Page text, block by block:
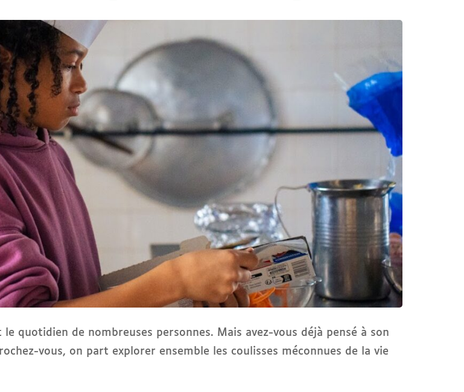
quotidien de nombreuses personnes. Mais avez-vous déjà pensé à son
vous, on part explorer ensemble les coulisses méconnues de la vie